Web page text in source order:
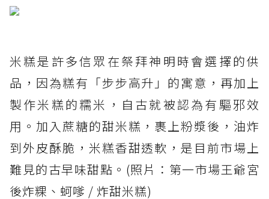
米糕是許多信眾在祭拜神明時會選擇的供
品，因為糕有「步步高升」的寓意，再加上
製作米糕的糯米，自古就被認為有驅邪效
用。加入蔗糖的甜米糕，裹上粉漿後，油炸
到外皮酥脆，米糕香甜透軟，是目前市場上
難見的古早味甜點。(照片：第一市場王爺宮
後炸粿、蚵嗲 / 炸甜米糕)